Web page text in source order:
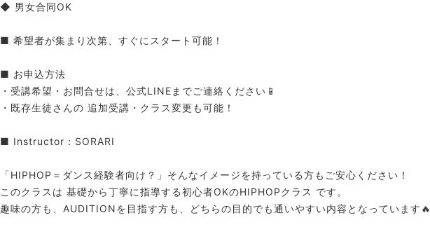
◆ 男女合同OK
■ 希望者が集まり次第、すぐにスタート可能！
■ お申込方法
・受講希望・お問合せは、公式LINEまでご連絡ください📱
・既存生徒さんの 追加受講・クラス変更も可能！
■ Instructor：SORARI
「HIPHOP＝ダンス経験者向け？」そんなイメージを持っている方もご安心ください！
このクラスは 基礎から丁寧に指導する初心者OKのHIPHOPクラス です。
趣味の方も、AUDITIONを目指す方も、どちらの目的でも通いやすい内容となっています🔥